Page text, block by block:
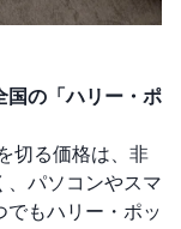
国の「ハリー・ポ
切る価格は、非
、パソコンやスマ
でもハリー・ポッ